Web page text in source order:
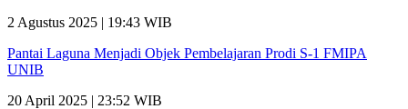
2 Agustus 2025 | 19:43 WIB
Pantai Laguna Menjadi Objek Pembelajaran Prodi S-1 FMIPA
UNIB
20 April 2025 | 23:52 WIB